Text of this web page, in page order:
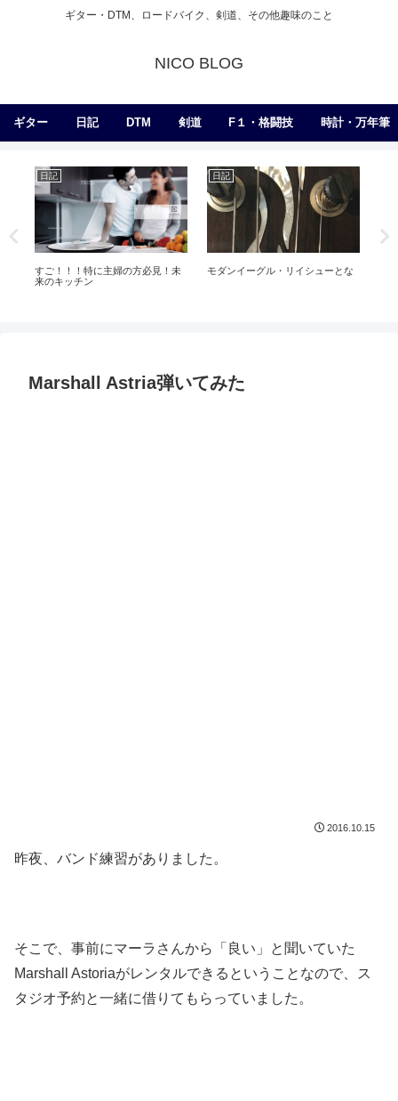
ギター・DTM、ロードバイク、剣道、その他趣味のこと
NICO BLOG
ギター 日記 DTM 剣道 F１・格闘技 時計・万年筆
婦の方必見！未
日記
モダンイーグル・リイシューとな
DAW・作曲・ミックス
PUSH２がほぼ完璧なフィ
Marshall Astria弾いてみた
2016.10.15
昨夜、バンド練習がありました。
そこで、事前にマーラさんから「良い」と聞いていた
Marshall Astoriaがレンタルできるということなので、ス
タジオ予約と一緒に借りてもらっていました。